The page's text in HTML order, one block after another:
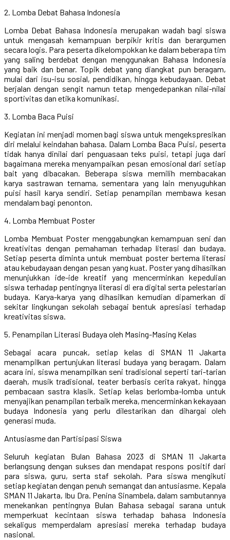
2. Lomba Debat Bahasa Indonesia
Lomba Debat Bahasa Indonesia merupakan wadah bagi siswa
untuk mengasah kemampuan berpikir kritis dan berargumen
secara logis. Para peserta dikelompokkan ke dalam beberapa tim
yang saling berdebat dengan menggunakan Bahasa Indonesia
yang baik dan benar. Topik debat yang diangkat pun beragam,
mulai dari isu-isu sosial, pendidikan, hingga kebudayaan. Debat
berjalan dengan sengit namun tetap mengedepankan nilai-nilai
sportivitas dan etika komunikasi.
3. Lomba Baca Puisi
Kegiatan ini menjadi momen bagi siswa untuk mengekspresikan
diri melalui keindahan bahasa. Dalam Lomba Baca Puisi, peserta
tidak hanya dinilai dari penguasaan teks puisi, tetapi juga dari
bagaimana mereka menyampaikan pesan emosional dari setiap
bait yang dibacakan. Beberapa siswa memilih membacakan
karya sastrawan ternama, sementara yang lain menyuguhkan
puisi hasil karya sendiri. Setiap penampilan membawa kesan
mendalam bagi penonton.
4. Lomba Membuat Poster
Lomba Membuat Poster menggabungkan kemampuan seni dan
kreativitas dengan pemahaman terhadap literasi dan budaya.
Setiap peserta diminta untuk membuat poster bertema literasi
atau kebudayaan dengan pesan yang kuat. Poster yang dihasilkan
menunjukkan ide-ide kreatif yang mencerminkan kepedulian
siswa terhadap pentingnya literasi di era digital serta pelestarian
budaya. Karya-karya yang dihasilkan kemudian dipamerkan di
sekitar lingkungan sekolah sebagai bentuk apresiasi terhadap
kreativitas siswa.
5. Penampilan Literasi Budaya oleh Masing-Masing Kelas
Sebagai acara puncak, setiap kelas di SMAN 11 Jakarta
menampilkan pertunjukan literasi budaya yang beragam. Dalam
acara ini, siswa menampilkan seni tradisional seperti tari-tarian
daerah, musik tradisional, teater berbasis cerita rakyat, hingga
pembacaan sastra klasik. Setiap kelas berlomba-lomba untuk
menyajikan penampilan terbaik mereka, mencerminkan kekayaan
budaya Indonesia yang perlu dilestarikan dan dihargai oleh
generasi muda.
Antusiasme dan Partisipasi Siswa
Seluruh kegiatan Bulan Bahasa 2023 di SMAN 11 Jakarta
berlangsung dengan sukses dan mendapat respons positif dari
para siswa, guru, serta staf sekolah. Para siswa mengikuti
setiap kegiatan dengan penuh semangat dan antusiasme. Kepala
SMAN 11 Jakarta, Ibu Dra. Penina Sinambela, dalam sambutannya
menekankan pentingnya Bulan Bahasa sebagai sarana untuk
memperkuat kecintaan siswa terhadap bahasa Indonesia
sekaligus memperdalam apresiasi mereka terhadap budaya
nasional.